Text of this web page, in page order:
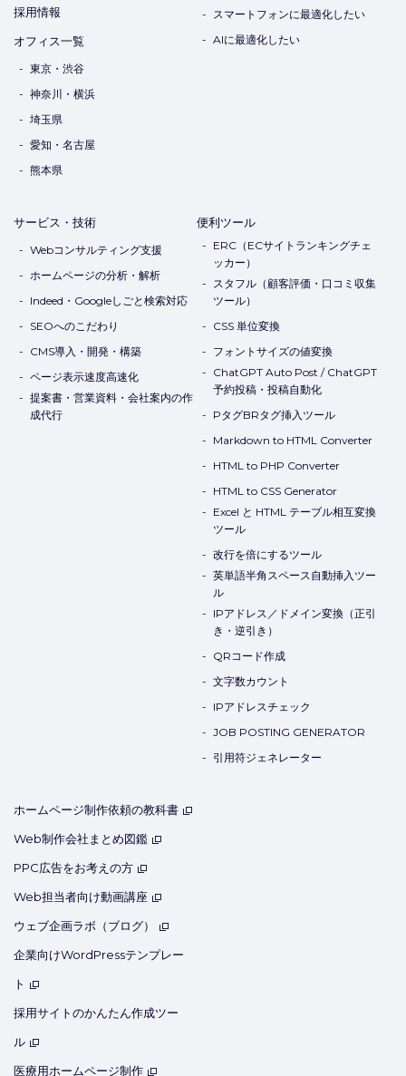
オフィス一覧
東京・渋谷
神奈川・横浜
埼玉県
愛知・名古屋
熊本県
AIに最適化したい
Webコンサルティング支援
ホームページの分析・解析
Indeed・Googleしごと検索対応
SEOへのこだわり
CMS導入・開発・構築
ページ表示速度高速化
提案書・営業資料・会社案内の作
成代行
ERC（ECサイトランキングチェ
ッカー）
スタフル（顧客評価・口コミ収集
ツール）
CSS 単位変換
フォントサイズの値変換
ChatGPT Auto Post / ChatGPT
予約投稿・投稿自動化
PタグBRタグ挿入ツール
Markdown to HTML Converter
HTML to PHP Converter
HTML to CSS Generator
Excel と HTML テーブル相互変換
ツール
改行を倍にするツール
英単語半角スペース自動挿入ツー
ル
IPアドレス／ドメイン変換（正引
き・逆引き）
QRコード作成
文字数カウント
IPアドレスチェック
JOB POSTING GENERATOR
引用符ジェネレーター
Web制作会社まとめ図鑑
PPC広告をお考えの方
Web担当者向け動画講座
ウェブ企画ラボ（ブログ）
企業向けWordPressテンプレー
ト
採用サイトのかんたん作成ツー
ル
医療用ホームページ制作